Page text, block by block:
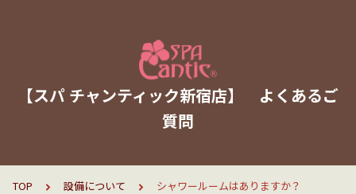
【スパ チャンティック新宿店】 よくあるご
質問
TOP 設備について シャワールームはありますか？